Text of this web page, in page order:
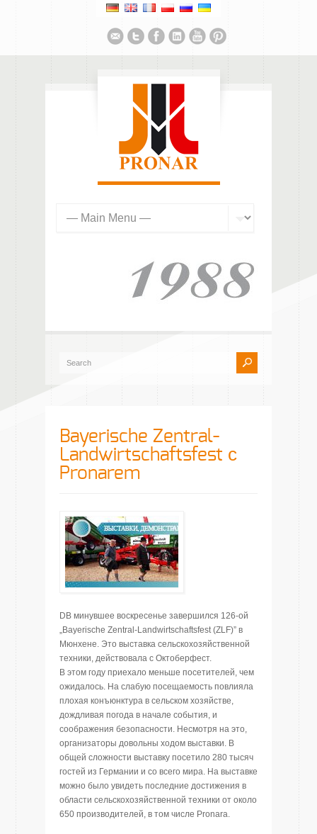
Bayerische Zentral-
Landwirtschaftsfest с
Pronarem
DВ минувшее воскресенье завершился 126-ой
„Bayerische Zentral-Landwirtschaftsfest (ZLF)” в
Мюнхене. Это выставка сельскохозяйственной
техники, действовала с Октоберфест.
В этом году приехало меньше посетителей, чем
ожидалось. На слабую посещаемость повлияла
плохая конъюнктура в сельском хозяйстве,
дождливая погода в начале события, и
соображения безопасности. Несмотря на это,
организаторы довольны ходом выставки. В
общей сложности выставку посетило 280 тысяч
гостей из Германии и со всего мира. На выставке
можно было увидеть последние достижения в
области сельскохозяйственной техники от около
650 производителей, в том числе Pronarа.